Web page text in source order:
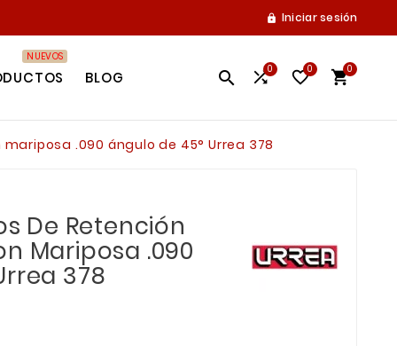
 Iniciar sesión
NUEVOS
BLOG  0 0 0
.090 ángulo de 45° Urrea 378
De Retención
Mariposa .090
378